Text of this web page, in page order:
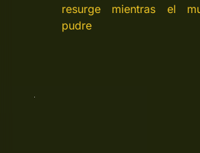
resurge mientras el
pudre